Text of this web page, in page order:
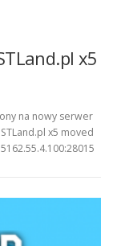
x5
na nowy serwer
x5 moved